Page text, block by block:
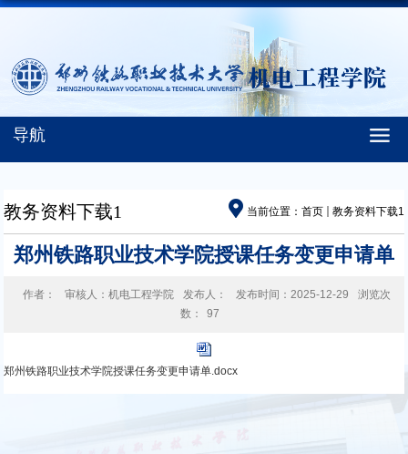
导航
当前位置： 首页 教务资料下载1
教务资料下载1
郑州铁路职业技术学院授课任务变更申请单
作者： 审核人：机电工程学院 发布人： 发布时间：2025-12-29
浏览次
数：
97
郑州铁路职业技术学院授课任务变更申请单.docx